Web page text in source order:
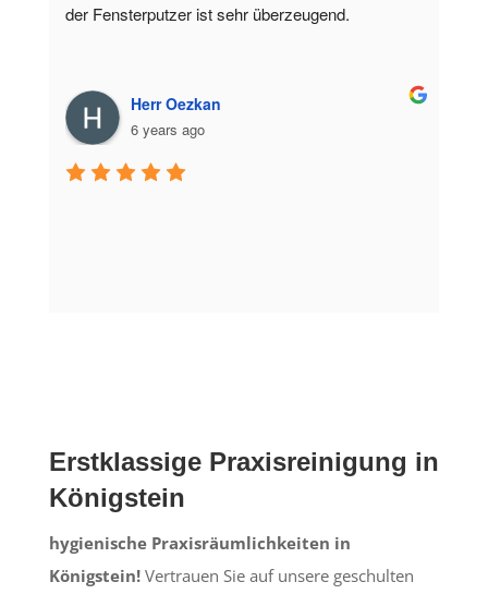
der Fensterputzer ist sehr überzeugend.
Herr Oezkan
6 years ago
Erstklassige Praxisreinigung in
Königstein
hygienische Praxisräumlichkeiten in
Königstein!Vertrauen Sie auf unsere geschulten